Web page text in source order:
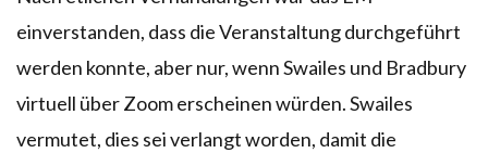
einverstanden, dass die Veranstaltung durchgeführt
werden konnte, aber nur, wenn Swailes und Bradbury
virtuell über Zoom erscheinen würden. Swailes
vermutet, dies sei verlangt worden, damit die